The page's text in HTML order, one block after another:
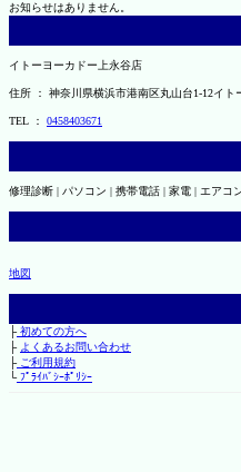
お知らせはありません。
イトーヨーカドー上永谷店
住所 ： 神奈川県横浜市港南区丸山台1-12イト
TEL ： 0458403671
修理診断 | パソコン | 携帯電話 | 家電 | エアコ
地図
├初めての方へ
├ よくあるお問い合わせ
├ご利用規約
└ﾌﾟﾗｲﾊﾞｼｰﾎﾟﾘｼｰ